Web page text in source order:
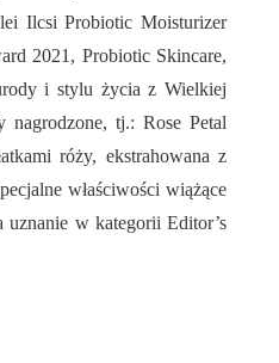
Ilcsi Probiotic Moisturizer
2021, Probiotic Skincare,
i stylu życia z Wielkiej
tj.: Rose Petal
róży, ekstrahowana z
właściwości wiążące
uznanie w kategorii Editor’s